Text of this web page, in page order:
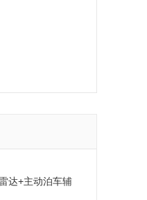
达+主动泊车辅